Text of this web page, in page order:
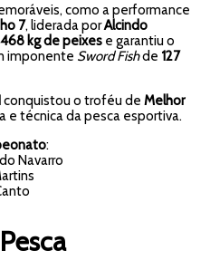
como a performance
7, liderada porAlcindo
468 kg de peixes e garantiu o
imponente Sword Fishde 127
conquistou o troféu de Melhor
e técnica da pesca esportiva.
:
Navarro